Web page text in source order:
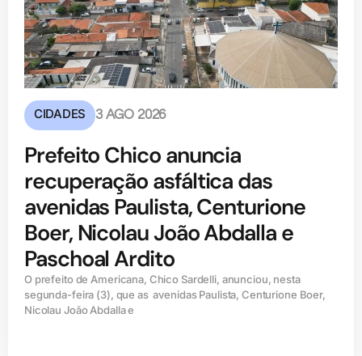
CIDADES 3 AGO 2026
Prefeito Chico anuncia
recuperação asfáltica das
avenidas Paulista, Centurione
Boer, Nicolau João Abdalla e
Paschoal Ardito
O prefeito de Americana, Chico Sardelli, anunciou, nesta
segunda-feira (3), que as avenidas Paulista, Centurione Boer,
Nicolau João Abdalla e